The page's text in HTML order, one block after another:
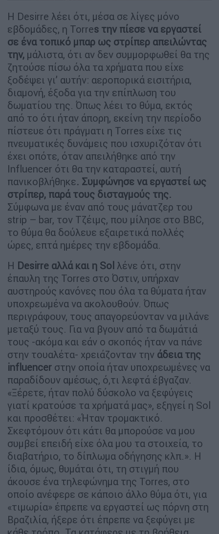
Η Desirre λέει ότι, μέσα σε λίγες μόνο
εβδομάδες, η Torres την πίεσε να εργαστεί
σε ένα τοπικό μπαρ ως στρίπερ απειλώντας
την, μάλιστα, ότι αν δεν συμμορφωθεί θα της
ζητούσε πίσω όλα τα χρήματα που είχε
ξοδέψει γι’ αυτήν: αεροπορικά εισιτήρια,
διαμονή, έξοδα για την επίπλωση του
δωματίου της. Όπως λέει το θύμα, εκτός
από το ότι ήταν άπορη, εκείνη την περίοδο
πίστευε ότι πράγματι η Torres είχε τις
πνευματικές δυνάμεις που ισχυριζόταν ότι
έχει οπότε, όταν απειλήθηκε από την
Influencer ότι θα την καταραστεί, αυτή
πανικοβλήθηκε. Συμφώνησε να εργαστεί ως
στρίπερ, παρά τους δισταγμούς της.
Σύμφωνα με έναν από τους μάνατζερ του
strip – bar, τον Τζέιμς, που μίλησε στο BBC,
το θύμα θα δούλευε εξαιρετικά πολλές
ώρες, επτά ημέρες την εβδομάδα.
Η Desirre αλλά και η Sol λένε ότι, στην
έπαυλη της Torres στο Όστιν, υπήρχαν
αυστηρούς κανόνες που όλα τα θύματα ήταν
υποχρεωμένα να ακολουθούν. Όπως
περιγράφουν, τους απαγορεύονταν να μιλάνε
μεταξύ τους. Για να βγουν από τα δωμάτιά
τους -ακόμα και εάν ο σκοπός ήταν να πάνε
στην τουαλέτα- χρειάζονταν την άδεια της
influencer στην οποία ήταν υποχρεωμένες να
παραδίδουν αμέσως, ό,τι λεφτά έβγαζαν.
«Ξέρετε, ήταν πολύ δύσκολο να ξεφύγεις
γιατί κρατούσε τα χρήματά μας», εξηγεί η Sol
και προσθέτει: «Ήταν τρομακτικό.
Σκεφτόμουν ότι κάτι θα μπορούσε να μου
συμβεί επειδή είχε όλα μου τα στοιχεία, το
διαβατήριο, το δίπλωμα οδήγησης κλπ.». Η
ίδια, όμως, θυμάται ότι, τη στιγμή που
άκουσε ένα τηλεφώνημα της Torres, στο
οποίο ανέφερε σε κάποιο άλλο θύμα ότι, για
«τιμωρία» έπρεπε να εργαστεί ως πόρνη στη
Βραζιλία, ήξερε ότι έπρεπε να ξεφύγει με